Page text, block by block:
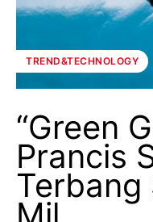
TREND&TECHNOLOGY
“Green
Prancis
Terbang
Mil